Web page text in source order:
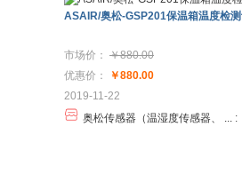
ASAIR/奥松-GSP201保温箱温度检
市场价： ￥880.00
优惠价：
￥880.00
2019-11-22
奥松传感器（温湿度传感器、 ... :